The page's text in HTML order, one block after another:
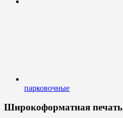
парковочные
Широкоформатная печать